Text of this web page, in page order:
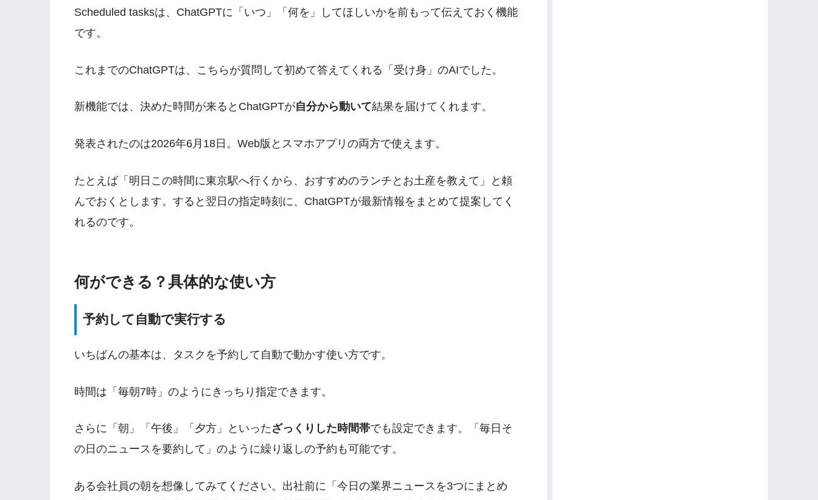
Scheduled tasksは、ChatGPTに「いつ」「何を」してほしいかを前もって伝えておく機能
です。
これまでのChatGPTは、こちらが質問して初めて答えてくれる「受け身」のAIでした。
新機能では、決めた時間が来るとChatGPTが自分から動いて結果を届けてくれます。
発表されたのは2026年6月18日。Web版とスマホアプリの両方で使えます。
たとえば「明日この時間に東京駅へ行くから、おすすめのランチとお土産を教えて」と頼
んでおくとします。すると翌日の指定時刻に、ChatGPTが最新情報をまとめて提案してく
れるのです。
何ができる？具体的な使い方
予約して自動で実行する
いちばんの基本は、タスクを予約して自動で動かす使い方です。
時間は「毎朝7時」のようにきっちり指定できます。
さらに「朝」「午後」「夕方」といった ざっくりした時間帯でも設定できます。「毎日そ
の日のニュースを要約して」のように繰り返しの予約も可能です。
ある会社員の朝を想像してみてください。出社前に「今日の業界ニュースを3つにまとめ